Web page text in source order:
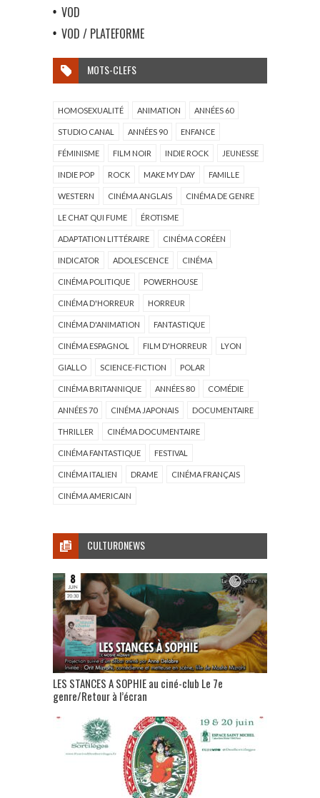
VOD
VOD / PLATEFORME
MOTS-CLEFS
HOMOSEXUALITÉ ANIMATION ANNÉES 60
STUDIO CANAL ANNÉES 90 ENFANCE
FÉMINISME FILM NOIR INDIE ROCK JEUNESSE
INDIE POP ROCK MAKE MY DAY FAMILLE
WESTERN CINÉMA ANGLAIS CINÉMA DE GENRE
LE CHAT QUI FUME ÉROTISME
ADAPTATION LITTÉRAIRE CINÉMA CORÉEN
INDICATOR ADOLESCENCE CINÉMA
CINÉMA POLITIQUE POWERHOUSE
CINÉMA D'HORREUR HORREUR
CINÉMA D'ANIMATION FANTASTIQUE
CINÉMA ESPAGNOL FILM D'HORREUR LYON
GIALLO SCIENCE-FICTION POLAR
CINÉMA BRITANNIQUE ANNÉES 80 COMÉDIE
ANNÉES 70 CINÉMA JAPONAIS DOCUMENTAIRE
THRILLER CINÉMA DOCUMENTAIRE
CINÉMA FANTASTIQUE FESTIVAL
CINÉMA ITALIEN DRAME CINÉMA FRANÇAIS
CINÉMA AMERICAIN
CULTURONEWS
LES STANCES A SOPHIE au ciné-club Le 7e
genre/Retour à l’écran